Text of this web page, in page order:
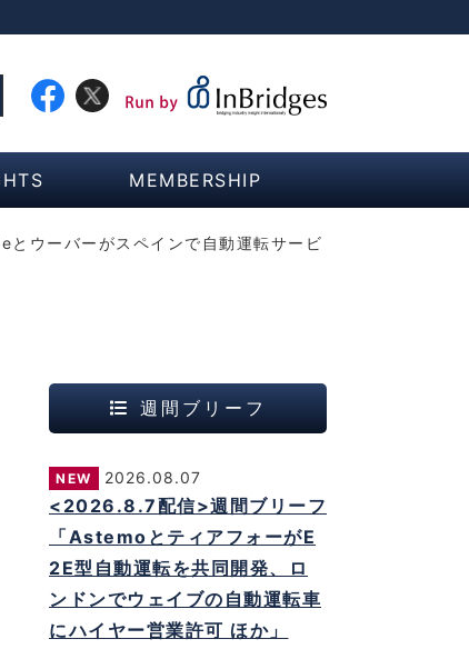
MEMBERSHIP
ウーバーがスペインで自動運転サービ
週間ブリーフ
NEW 2026.08.07
<2026.8.7配信>週間ブリーフ
「AstemoとティアフォーがE
2E型自動運転を共同開発、ロ
ンドンでウェイブの自動運転車
にハイヤー営業許可 ほか」